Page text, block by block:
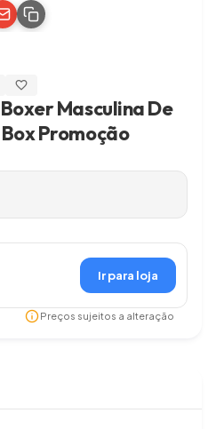
favorite
Masculina De
Promoção
Ir para loja
infoPreços sujeitos a alteração